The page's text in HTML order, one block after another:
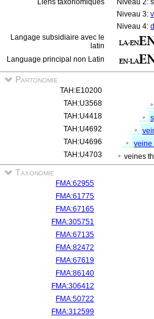
Liens taxonomiques
Niveau 2:
Niveau 3:
Niveau 4:
Langage subsidiaire avec le
latin
Language principal non Latin
Partonomie
TAH:E10200
TAH:U3568
TAH:U4418
TAH:U4692
TAH:U4696
TAH:U4703
veines
Taxonomie
FMA:62955
FMA:61775
FMA:67165
FMA:305751
FMA:67135
FMA:82472
FMA:67619
FMA:86140
FMA:306412
FMA:50722
FMA:312599